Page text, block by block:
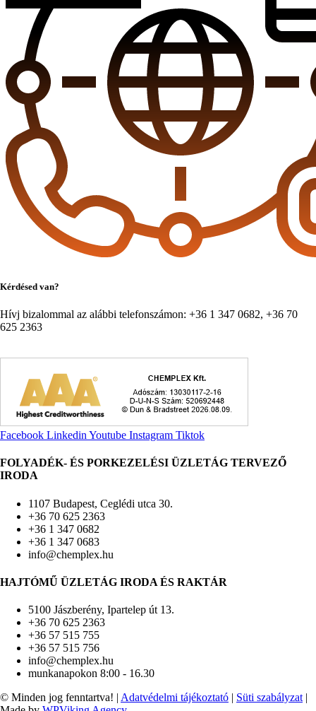
Kérdésed van?
Hívj bizalommal az alábbi telefonszámon: +36 1 347 0682, +36 70
625 2363
Facebook Linkedin Youtube Instagram Tiktok
FOLYADÉK- ÉS PORKEZELÉSI ÜZLETÁG TERVEZŐ
IRODA
1107 Budapest, Ceglédi utca 30.
+36 70 625 2363
+36 1 347 0682
+36 1 347 0683
info@chemplex.hu
HAJTÓMŰ ÜZLETÁG IRODA ÉS RAKTÁR
5100 Jászberény, Ipartelep út 13.
+36 70 625 2363
+36 57 515 755
+36 57 515 756
info@chemplex.hu
munkanapokon 8:00 - 16.30
© Minden jog fenntartva! | Adatvédelmi tájékoztató | Süti szabályzat |